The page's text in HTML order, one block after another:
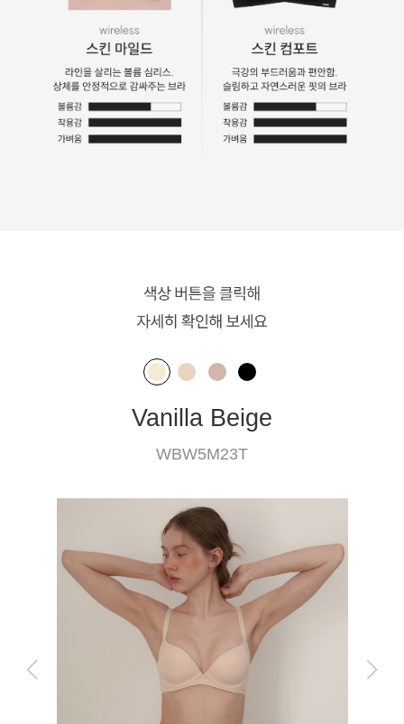
Vanilla Beige
WBW5M23T